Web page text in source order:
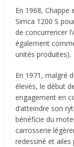
En 1968,
Simca 1200 S
de concurrencer
également
unités produites).
En 1971, malgré
élevés, le début
engagement en
d’atteindre son
bénéficie du
carrosserie
redessiné et ailes